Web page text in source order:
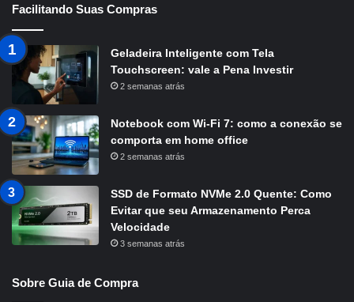
Facilitando Suas Compras
Geladeira Inteligente com Tela
Touchscreen: vale a Pena Investir
2 semanas atrás
Notebook com Wi-Fi 7: como a conexão se
comporta em home office
2 semanas atrás
SSD de Formato NVMe 2.0 Quente: Como
Evitar que seu Armazenamento Perca
Velocidade
3 semanas atrás
Sobre Guia de Compra